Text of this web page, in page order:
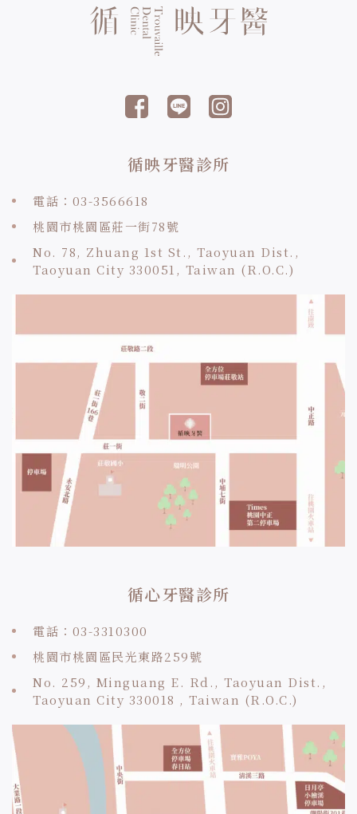
循映牙醫診所
電話：03-3566618
桃園市桃園區莊一街78號
No. 78, Zhuang 1st St., Taoyuan Dist.,
Taoyuan City 330051, Taiwan (R.O.C.)
循心牙醫診所
電話：03-3310300
桃園市桃園區民光東路259號
No. 259, Minguang E. Rd., Taoyuan Dist.,
Taoyuan City 330018 , Taiwan (R.O.C.)